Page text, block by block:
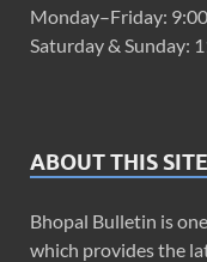
Monday–Friday:
Saturday & Sunday:
ABOUT THIS SITE
Bhopal Bulletin is
which provides the